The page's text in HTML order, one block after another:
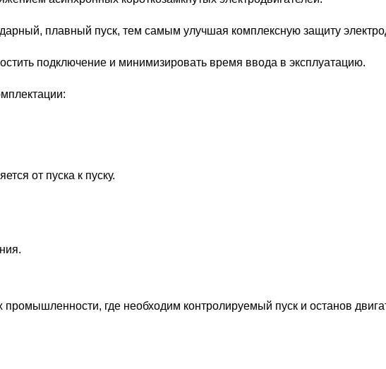
плавный пуск, тем самым улучшая комплексную защиту
подключение и минимизировать время ввода в эксплуатацию.
от пуска к пуску.
где необходим контролируемый пуск и останов